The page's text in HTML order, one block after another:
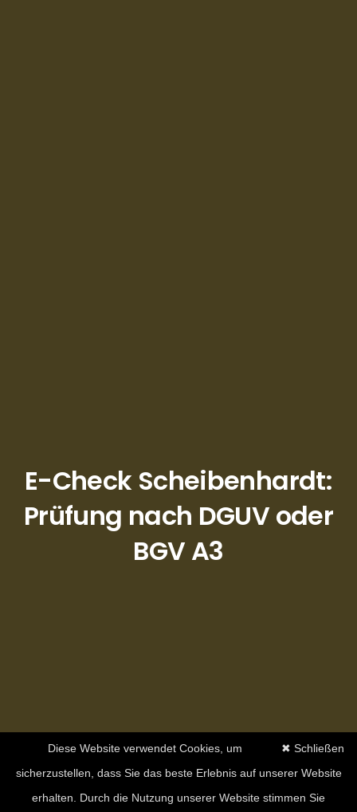
E-Check Scheibenhardt:
Prüfung nach DGUV oder
BGV A3
✖ Schließen
Diese Website verwendet Cookies, um
sicherzustellen, dass Sie das beste Erlebnis auf unserer Website
erhalten. Durch die Nutzung unserer Website stimmen Sie